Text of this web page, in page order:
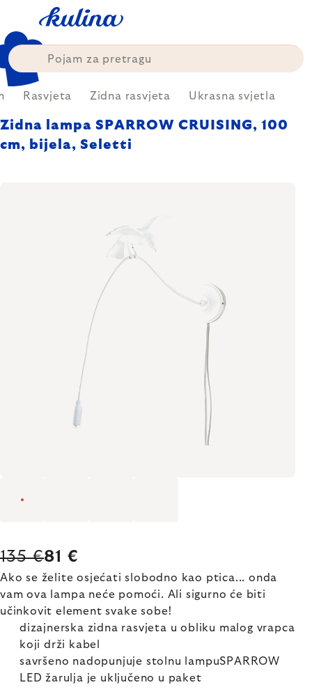
content
Rasvjeta Zidna rasvjeta Ukrasna svjetla
Zidna lampa SPARROW CRUISING, 100
cm, bijela, Seletti
135 €81 €
Ako se želite osjećati slobodno kao ptica... onda
vam ova lampa neće pomoći. Ali sigurno će biti
učinkovit element svake sobe!
dizajnerska zidna rasvjeta u obliku malog vrapca
koji drži kabel
savršeno nadopunjuje stolnu lampuSPARROW
LED žarulja je uključeno u paket